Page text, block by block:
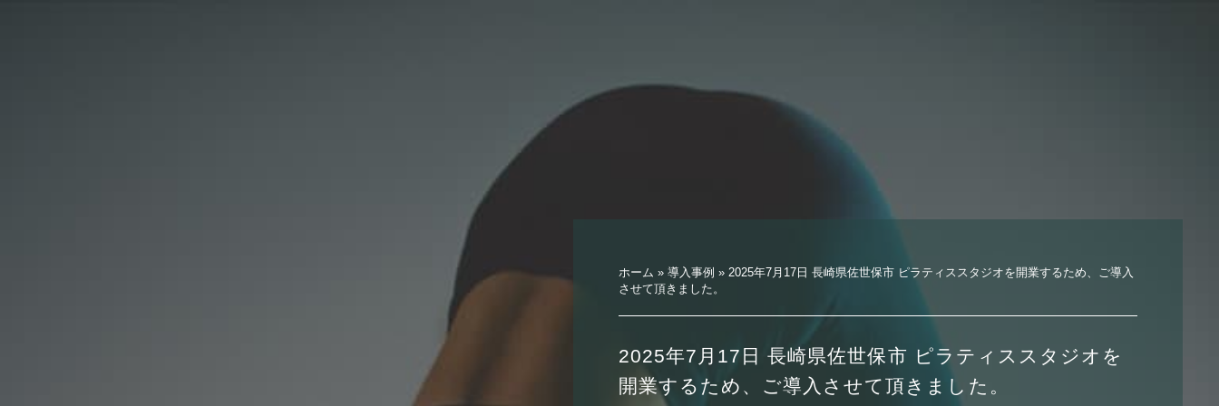
ホーム » 導入事例 » 2025年7月17日 長崎県佐世保市 ピラティススタジオを開業するため、ご導入
させて頂きました。
2025年7月17日 長崎県佐世保市 ピラティススタジオを
開業するため、ご導入させて頂きました。